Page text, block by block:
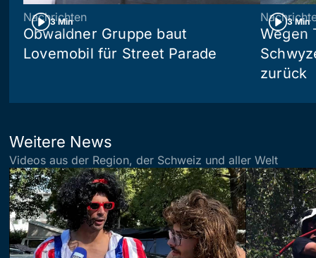
3 Min
Nachrichten
Obwaldner Gruppe baut
Lovemobil für Street Parade
3 Min
Wegen
zurück
Weitere News
Videos aus der Region, der Schweiz und aller Welt